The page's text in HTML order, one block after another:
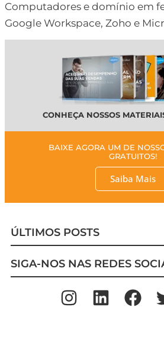
Computadores e domínio em
Google Workspace, Zoho e
CONHEÇA NOSSOS
BAIXE AGORA UM DE
GRATUITOS!
Saiba Mais
ÚLTIMOS POSTS
SIGA-NOS NAS REDES